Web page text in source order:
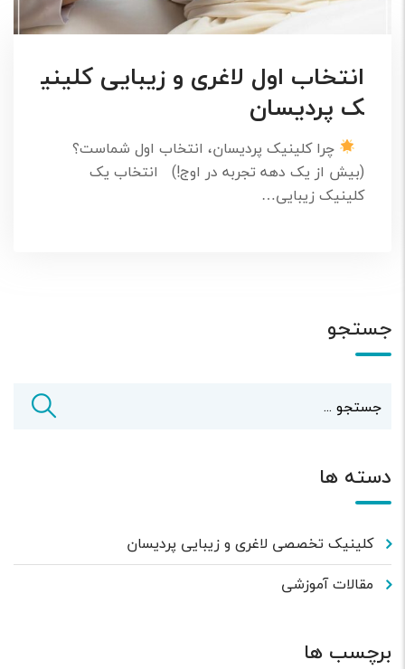
انتخاب اول لاغری و زیبایی کلینی
ک پردیسان
چرا کلینیک پردیسان، انتخاب اول شماست؟
(بیش از یک دهه تجربه در اوج!) انتخاب یک
کلینیک زیبایی…
جستجو
دسته ها
کلینیک تخصصی لاغری و زیبایی پردیسان
مقالات آموزشی
برچسب ها